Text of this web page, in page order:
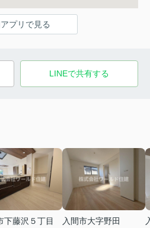
プリで見る
LINEで共有する
下藤沢５丁目
入間市大字野田